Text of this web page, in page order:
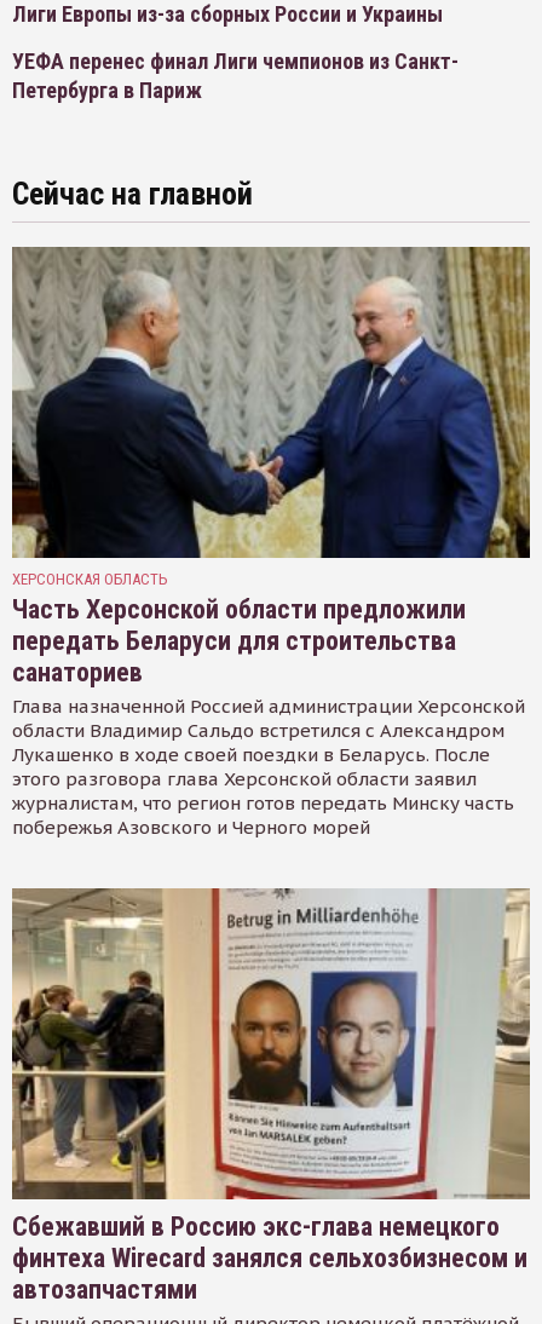
Лиги Европы из-за сборных России и Украины
УЕФА перенес финал Лиги чемпионов из Санкт-
Петербурга в Париж
Сейчас на главной
ХЕРСОНСКАЯ ОБЛАСТЬ
Часть Херсонской области предложили
передать Беларуси для строительства
санаториев
Глава назначенной Россией администрации Херсонской
области Владимир Сальдо встретился с Александром
Лукашенко в ходе своей поездки в Беларусь. После
этого разговора глава Херсонской области заявил
журналистам, что регион готов передать Минску часть
побережья Азовского и Черного морей
Сбежавший в Россию экс-глава немецкого
финтеха Wirecard занялся сельхозбизнесом и
автозапчастями